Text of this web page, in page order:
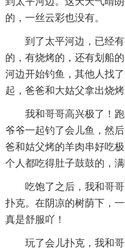
的，一丝云彩也没有。
到了太平河边，已经
的，有烧烤的，还有划船
河边开始钓鱼，其他人找
起，爸爸和大姑父拿出烧烤
我和哥哥高兴极了！
爷爷一起钓了会儿鱼，然
爸和姑父烤的羊肉串好吃
个人都吃得肚子鼓鼓的，满
吃饱了之后，我和哥
扑克。在阴凉的树荫下，
真是舒服吖！
玩了会儿扑克，我和